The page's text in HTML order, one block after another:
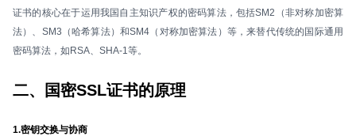
证书的核心在于运用我国自主知识产权的密码算法，包括SM2（非对称加密算
法）、SM3（哈希算法）和SM4（对称加密算法）等，来替代传统的国际通用
密码算法，如RSA、SHA-1等。
二、国密SSL证书的原理
1.密钥交换与协商